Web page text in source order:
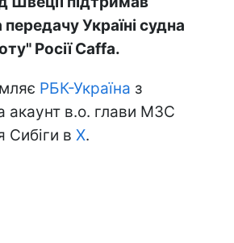
Україні судна
Росії Caffa.
РБК-Україна з
акаунт в.о. глави МЗС
Сибіги в Х.